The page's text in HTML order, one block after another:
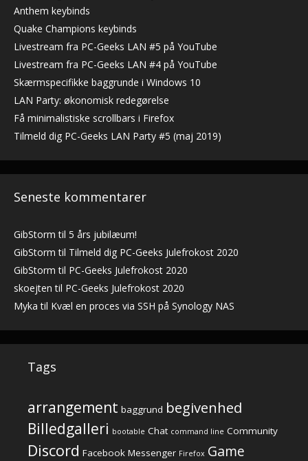
Anthem keybinds
Quake Champions keybinds
Livestream fra PC-Geeks LAN #5 på YouTube
Livestream fra PC-Geeks LAN #4 på YouTube
Skærmspecifikke baggrunde i Windows 10
LAN Party: økonomisk redegørelse
Få minimalistiske scrollbars i Firefox
Tilmeld dig PC-Geeks LAN Party #5 (maj 2019)
Seneste kommentarer
GibStorm til 5 års jubilæum!
GibStorm til Tilmeld dig PC-Geeks Julefrokost 2020
GibStorm til PC-Geeks Julefrokost 2020
skoejten til PC-Geeks Julefrokost 2020
Myka til Kvæl en proces via SSH på Synology NAS
Tags
arrangement baggrund begivenhed
Billedgalleri bootable Chat command line Community
Discord Facebook Messenger Firefox Game